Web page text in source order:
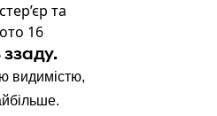
видимістю,